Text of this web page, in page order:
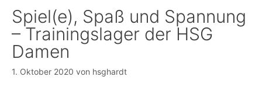
Spiel(e), Spaß und Spannung
– Trainingslager der HSG
Damen
1. Oktober 2020 von hsghardt